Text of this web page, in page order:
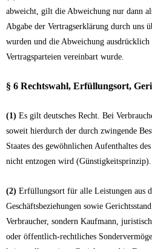
abweicht, gilt die Abweichung nur dann
Abgabe der Vertragserklärung durch uns
wurden und die Abweichung ausdrücklich
Vertragsparteien vereinbart wurde.
§ 6 Rechtswahl, Erfüllungsort,
(1) Es gilt deutsches Recht. Bei
soweit hierdurch der durch zwingende
Staates des gewöhnlichen Aufenthaltes
nicht entzogen wird (Günstigkeitsprinzip).
(2) Erfüllungsort für alle Leistungen aus
Geschäftsbeziehungen sowie
Verbraucher, sondern Kaufmann,
oder öffentlich-rechtliches